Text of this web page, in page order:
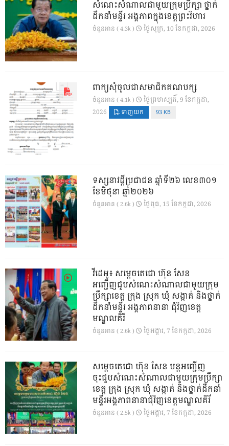
សំណេះសំណាលជាមួយក្រុមប្រឹក្សា ថ្នាក់
ដឹកនាំមន្ទីរ អង្គភាពក្នុងខេត្តព្រះវិហារ
ចំនួនអាន ( 4.3k ) ថ្ងៃ​សុក្រ, 10 ខែ​កក្កដា, 2026
ពាក្យសុំចូលជាសមាជិកគណបក្ស
ចំនួនអាន ( 4.1k )
ថ្ងៃ​ព្រហស្បតិ៍, 9 ខែ​កក្កដា,
2026
ទាញយក 93 KB
ទស្សនាវដ្ដីប្រជាជន ឆ្នាំទី២៦ លេខ៣០១
ខែមិថុនា ឆ្នាំ២០២៦
ចំនួនអាន ( 2.6k ) ថ្ងៃ​ពុធ, 15 ខែ​កក្កដា, 2026
វីដេអូ៖ សម្តេចតេជោ ហ៊ុន សែន
អញ្ជើញជួបសំណេះសំណាលជាមួយក្រុម
ប្រឹក្សាខេត្ត ក្រុង ស្រុក ឃុំ សង្កាត់ និងថ្នាក់
ដឹកនាំមន្ទីរ អង្គភាពនានា ជុំវិញខេត្ត
មណ្ឌលគិរី
ចំនួនអាន ( 2.6k ) ថ្ងៃ​អង្គារ, 7 ខែ​កក្កដា, 2026
សម្តេចតេជោ ហ៊ុន សែន បន្តអញ្ជើញ
ចុះជួបសំណេះសំណាលជាមួយក្រុមប្រឹក្សា
ខេត្ត ក្រុង ស្រុក ឃុំ សង្កាត់ និងថ្នាក់ដឹកនាំ
មន្ទីរអង្គភាពនានាជុំវិញខេត្តមណ្ឌលគិរី
ចំនួនអាន ( 2.5k ) ថ្ងៃ​អង្គារ, 7 ខែ​កក្កដា, 2026